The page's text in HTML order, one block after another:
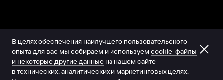
В целях обеспечения наилучшего пользовательского
опыта для вас мы собираем и используем cookie-файлы
и некоторые другие данные на нашем сайте
в технических, аналитических и маркетинговых целях.